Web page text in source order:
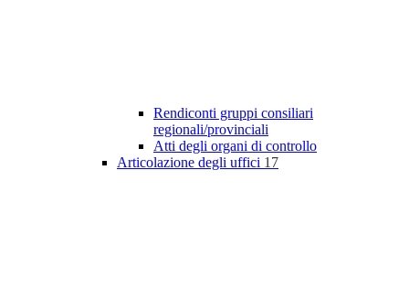
Rendiconti gruppi consiliari
regionali/provinciali
Atti degli organi di controllo
Articolazione degli uffici 17